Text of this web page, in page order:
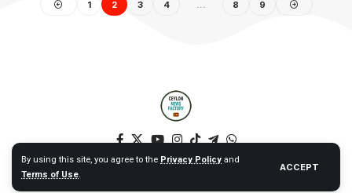
By using this site, you agree to the Privacy Policy and
Terms of Use.
ACCEPT
1 2 3 4 8 9
© 2025 Ceylon News Factory. All Rights Reserved. – Web by NT –